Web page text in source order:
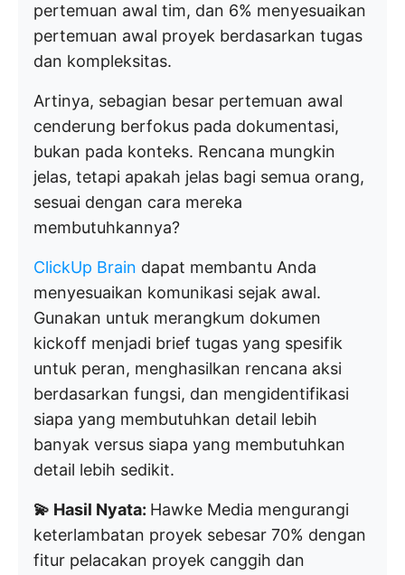
pertemuan awal tim, dan 6% menyesuaikan
pertemuan awal proyek berdasarkan tugas
dan kompleksitas.
Artinya, sebagian besar pertemuan awal
cenderung berfokus pada dokumentasi,
bukan pada konteks. Rencana mungkin
jelas, tetapi apakah jelas bagi semua orang,
sesuai dengan cara mereka
membutuhkannya?
ClickUp Brain dapat membantu Anda
menyesuaikan komunikasi sejak awal.
Gunakan untuk merangkum dokumen
kickoff menjadi brief tugas yang spesifik
untuk peran, menghasilkan rencana aksi
berdasarkan fungsi, dan mengidentifikasi
siapa yang membutuhkan detail lebih
banyak versus siapa yang membutuhkan
detail lebih sedikit.
💫 Hasil Nyata: Hawke Media mengurangi
keterlambatan proyek sebesar 70% dengan
fitur pelacakan proyek canggih dan